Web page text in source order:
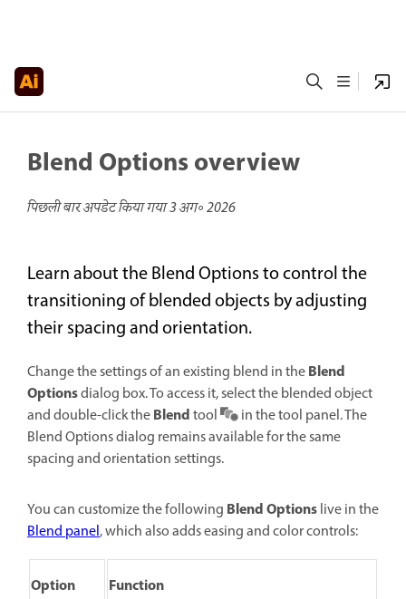
Blend Options overview
पिछली बार अपडेट किया गया3 अग॰ 2026
Learn about the Blend Options to control the
transitioning of blended objects by adjusting
their spacing and orientation.
Change the settings of an existing blend in theBlend
Optionsdialog box. To access it, select the blended object
and double-click theBlendtool
in the tool panel. The
Blend Options dialog remains available for the same
spacing and orientation settings.
You can customize the following Blend Optionslive in the
Blend panel, which also adds easing and color controls:
Option Function